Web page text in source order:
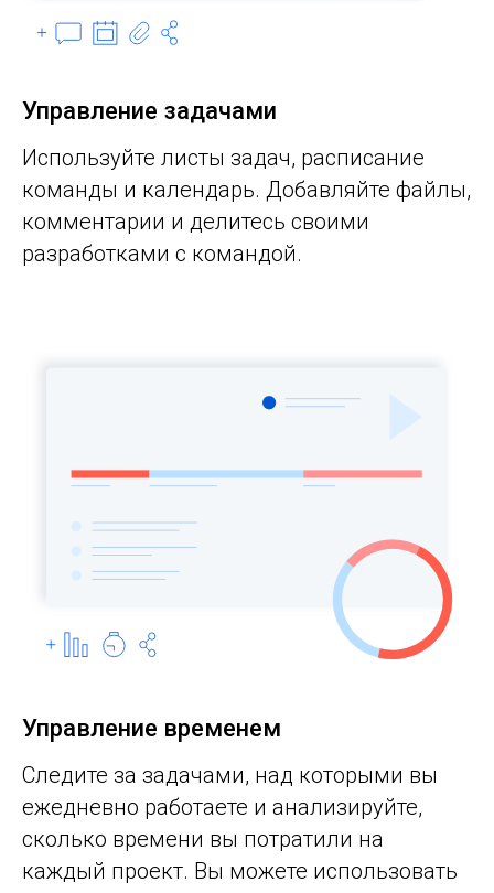
Управление задачами
Используйте листы задач, расписание
команды и календарь. Добавляйте файлы,
комментарии и делитесь своими
разработками с командой.
Управление временем
Следите за задачами, над которыми вы
ежедневно работаете и анализируйте,
сколько времени вы потратили на
каждый проект. Вы можете использовать